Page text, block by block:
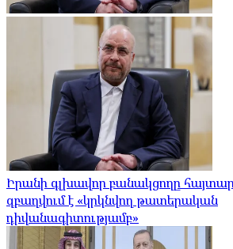
Իրանի գլխավոր բանակցողը
զբաղվում է «կրկնվող թատերական
դիվանագիտությամբ»